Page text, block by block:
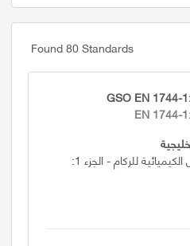
Found 80 Standards
GSO EN 1744-
EN 1744-
اختبارات الخصائص الكيميائية للركام - الجزء 1: